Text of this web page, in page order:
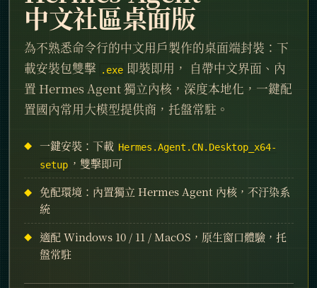
中文社區桌面版
為不熟悉命令行的中文用戶製作的桌面端封裝：下
載安裝包雙擊
.exe 即裝即用， 自帶中文界面、內
置 Hermes Agent 獨立內核，深度本地化，一鍵配
置國內常用大模型提供商，托盤常駐。
一鍵安裝：下載 Hermes.Agent.CN.Desktop_x64-
setup ，雙擊即可
免配環境：內置獨立 Hermes Agent 內核，不汙染系
統
適配 Windows 10 / 11 / MacOS，原生窗口體驗，托
盤常駐